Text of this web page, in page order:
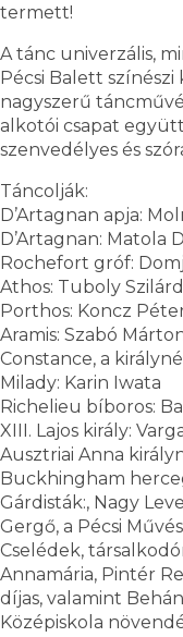
termett!
A tánc univerzális,
Pécsi Balett
nagyszerű
alkotói csapat
szenvedélyes és
Táncolják:
D’Artagnan apja:
D’Artagnan: Matola
Rochefort gróf:
Athos: Tuboly Szilárd
Porthos: Koncz
Aramis: Szabó
Constance, a
Milady: Karin Iwata
Richelieu bíboros:
XIII. Lajos király:
Ausztriai Anna
Buckhingham
Gárdisták:, Nagy
Gergő, a Pécsi
Cselédek,
Annamária, Pintér
díjas, valamint
Középiskola